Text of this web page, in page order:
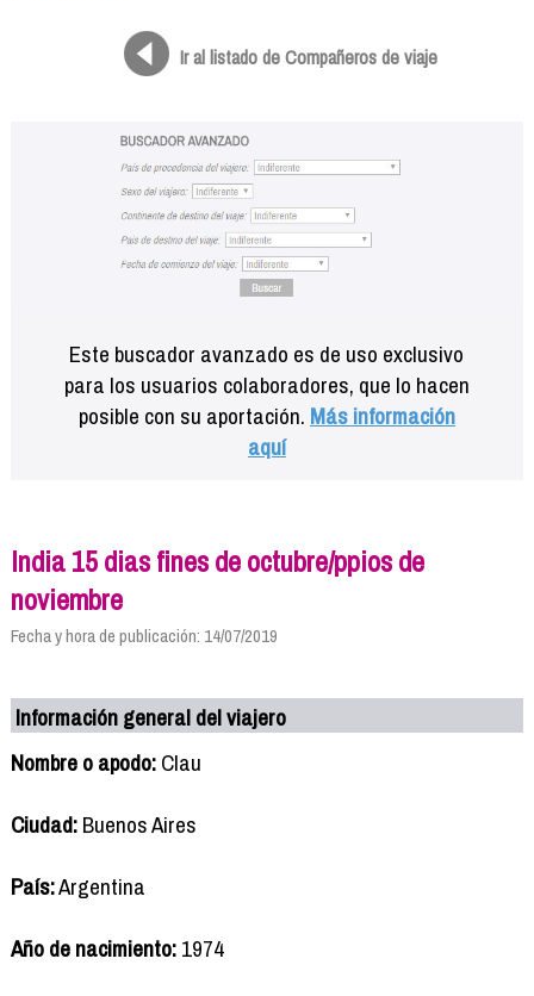
Ir al listado de Compañeros de viaje
Este buscador avanzado es de uso exclusivo
para los usuarios colaboradores, que lo hacen
posible con su aportación. Más información
aquí
India 15 dias fines de octubre/ppios de
noviembre
Fecha y hora de publicación: 14/07/2019
Información general del viajero
Nombre o apodo:Clau
Ciudad:Buenos Aires
País:Argentina
Año de nacimiento:1974